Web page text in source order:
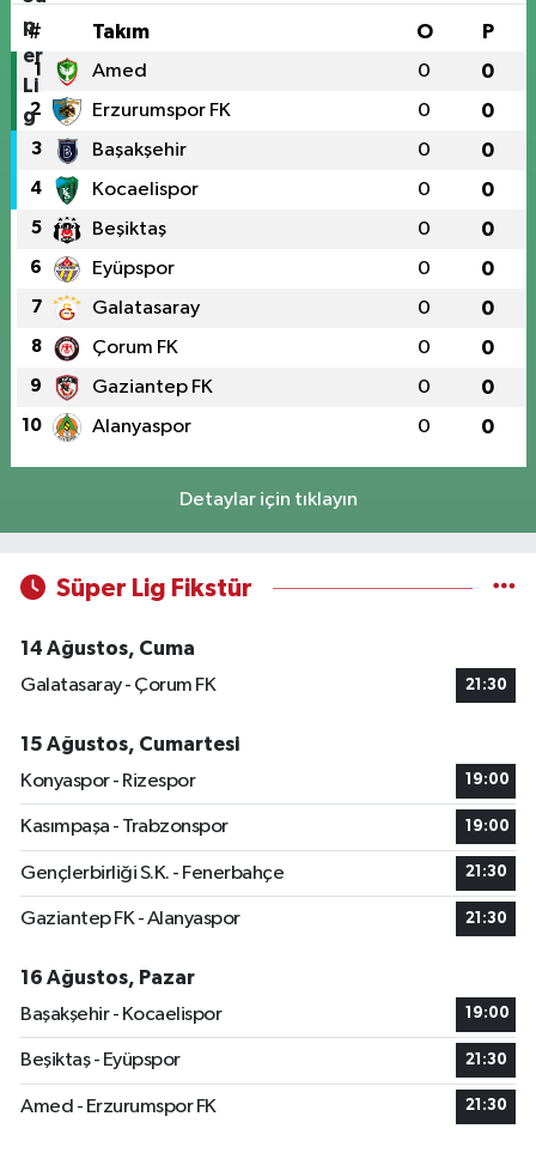
# Takım O P
1 Amed 0 0
2 Erzurumspor FK 0 0
3 Başakşehir 0 0
4 Kocaelispor 0 0
5 Beşiktaş 0 0
6 Eyüpspor 0 0
7 Galatasaray 0 0
8 Çorum FK 0 0
9 Gaziantep FK 0 0
10 Alanyaspor 0 0
Detaylar için tıklayın
Süper Lig Fikstür
14 Ağustos, Cuma
Galatasaray - Çorum FK
21:30
15 Ağustos, Cumartesi
Konyaspor - Rizespor
19:00
Kasımpaşa - Trabzonspor 19:00
Gençlerbirliği S.K. - Fenerbahçe 21:30
Gaziantep FK - Alanyaspor 21:30
16 Ağustos, Pazar
Başakşehir - Kocaelispor
19:00
Beşiktaş - Eyüpspor 21:30
Amed - Erzurumspor FK 21:30